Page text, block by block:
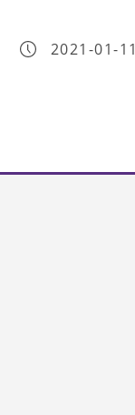
2021-01-11